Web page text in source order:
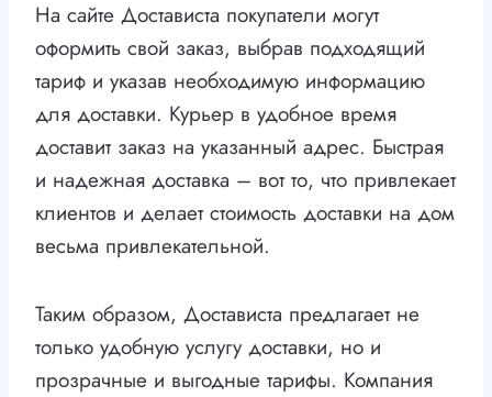
На сайте Достависта покупатели могут
оформить свой заказ, выбрав подходящий
тариф и указав необходимую информацию
для доставки. Курьер в удобное время
доставит заказ на указанный адрес. Быстрая
и надежная доставка – вот то, что привлекает
клиентов и делает стоимость доставки на дом
весьма привлекательной.
Таким образом, Достависта предлагает не
только удобную услугу доставки, но и
прозрачные и выгодные тарифы. Компания